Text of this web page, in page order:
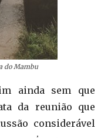
do Mambu
ainda sem que
da reunião que
considerável